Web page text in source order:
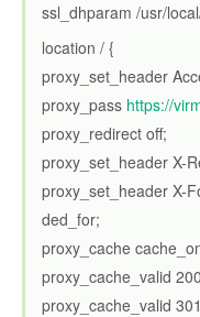
ssl_dhparam /usr/
location / {
proxy_set_header
proxy_pass https://
proxy_redirect off;
proxy_set_header X-
proxy_set_header X-
ded_for;
proxy_cache
proxy_cache_valid
proxy_cache_valid